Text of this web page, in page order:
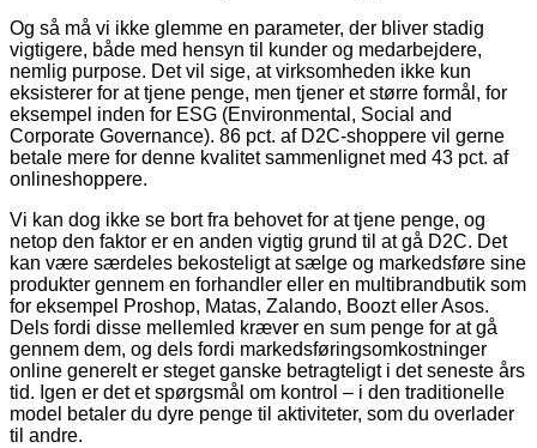
Og så må vi ikke glemme en parameter, der bliver stadig
vigtigere, både med hensyn til kunder og medarbejdere,
nemlig purpose. Det vil sige, at virksomheden ikke kun
eksisterer for at tjene penge, men tjener et større formål, for
eksempel inden for ESG (Environmental, Social and
Corporate Governance). 86 pct. af D2C-shoppere vil gerne
betale mere for denne kvalitet sammenlignet med 43 pct. af
onlineshoppere.
Vi kan dog ikke se bort fra behovet for at tjene penge, og
netop den faktor er en anden vigtig grund til at gå D2C. Det
kan være særdeles bekosteligt at sælge og markedsføre sine
produkter gennem en forhandler eller en multibrandbutik som
for eksempel Proshop, Matas, Zalando, Boozt eller Asos.
Dels fordi disse mellemled kræver en sum penge for at gå
gennem dem, og dels fordi markedsføringsomkostninger
online generelt er steget ganske betragteligt i det seneste års
tid. Igen er det et spørgsmål om kontrol – i den traditionelle
model betaler du dyre penge til aktiviteter, som du overlader
til andre.